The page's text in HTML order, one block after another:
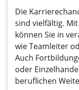
Die
sind vielfältig.
können Sie in
wie Teamleiter
Auch
oder
beruflichen